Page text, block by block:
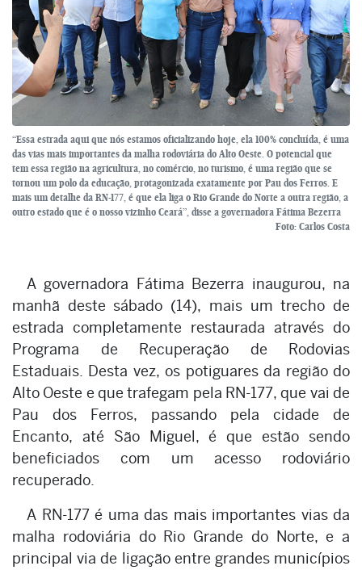
“Essa estrada aqui que nós estamos oficializando hoje, ela 100% concluída, é uma
das vias mais importantes da malha rodoviária do Alto Oeste. O potencial que
tem essa região na agricultura, no comércio, no turismo, é uma região que se
tornou um polo da educação, protagonizada exatamente por Pau dos Ferros. E
mais um detalhe da RN-177, é que ela liga o Rio Grande do Norte a outra região, a
outro estado que é o nosso vizinho Ceará”, disse a governadora Fátima Bezerra
Foto: Carlos Costa
A governadora Fátima Bezerra inaugurou, na
manhã deste sábado (14), mais um trecho de
estrada completamente restaurada através do
Programa de Recuperação de Rodovias
Estaduais. Desta vez, os potiguares da região do
Alto Oeste e que trafegam pela RN-177, que vai de
Pau dos Ferros, passando pela cidade de
Encanto, até São Miguel, é que estão sendo
beneficiados com um acesso rodoviário
recuperado.
A RN-177 é uma das mais importantes vias da
malha rodoviária do Rio Grande do Norte, e a
principal via de ligação entre grandes municípios